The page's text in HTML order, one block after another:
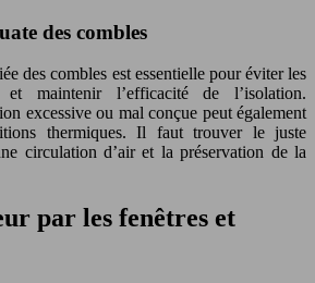
des combles
des combles est essentielle pour éviter les
et maintenir l’efficacité de l’isolation.
excessive ou mal conçue peut également
thermiques. Il faut trouver le juste
circulation d’air et la préservation de la
par les fenêtres et